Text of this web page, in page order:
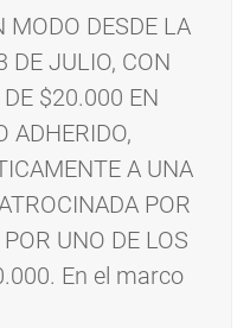
MODO DESDE LA
DE JULIO, CON
$20.000 EN
ADHERIDO,
A UNA
POR
UNO DE LOS
En el marco